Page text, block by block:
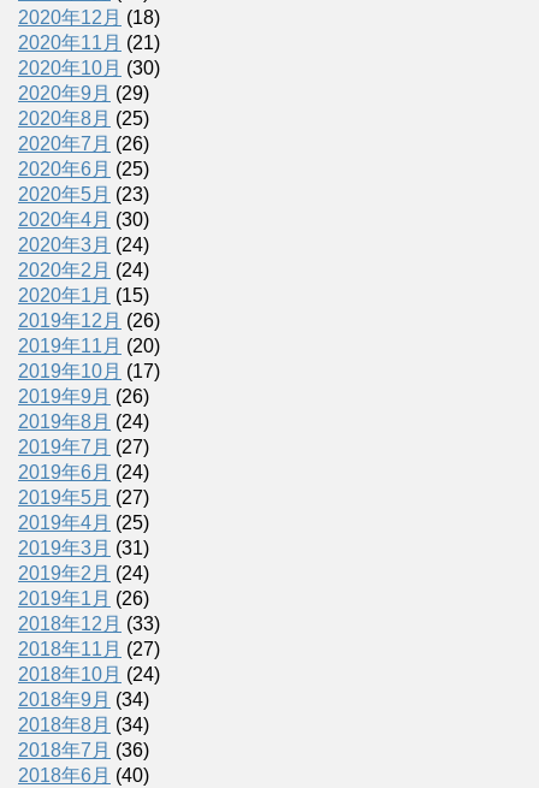
2020年12月 (18)
2020年11月 (21)
2020年10月 (30)
2020年9月 (29)
2020年8月 (25)
2020年7月 (26)
2020年6月 (25)
2020年5月 (23)
2020年4月 (30)
2020年3月 (24)
2020年2月 (24)
2020年1月 (15)
2019年12月 (26)
2019年11月 (20)
2019年10月 (17)
2019年9月 (26)
2019年8月 (24)
2019年7月 (27)
2019年6月 (24)
2019年5月 (27)
2019年4月 (25)
2019年3月 (31)
2019年2月 (24)
2019年1月 (26)
2018年12月 (33)
2018年11月 (27)
2018年10月 (24)
2018年9月 (34)
2018年8月 (34)
2018年7月 (36)
2018年6月 (40)